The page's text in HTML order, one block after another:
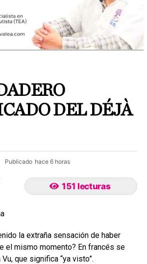
DEL DÉJÀ
Publicado hace 6 horas
151 lecturas
la extraña sensación de haber
el mismo momento? En francés se
que significa “ya visto”.